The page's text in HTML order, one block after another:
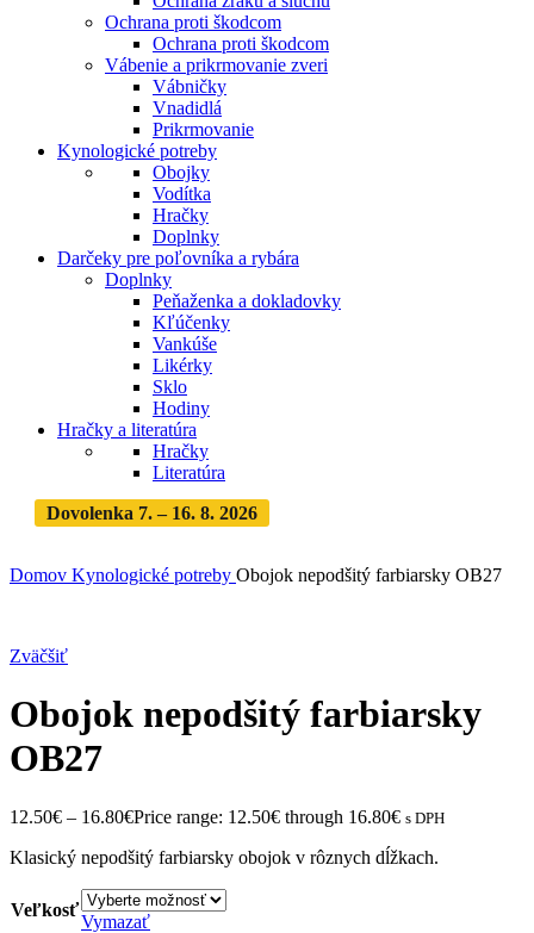
Ochrana proti škodcom
Ochrana proti škodcom
Vábenie a prikrmovanie zveri
Vábničky
Vnadidlá
Prikrmovanie
Kynologické potreby
Obojky
Vodítka
Hračky
Doplnky
Darčeky pre poľovníka a rybára
Doplnky
Peňaženka a dokladovky
Kľúčenky
Vankúše
Likérky
Sklo
Hodiny
Hračky a literatúra
Hračky
Literatúra
Dovolenka 7. – 16. 8. 2026
Domov Kynologické potreby Obojok nepodšitý farbiarsky OB27
Zväčšiť
Obojok nepodšitý farbiarsky
OB27
12.50€ – 16.80€Price range: 12.50€ through 16.80€ s DPH
Klasický nepodšitý farbiarsky obojok v rôznych dĺžkach.
Veľkosť
Vymazať